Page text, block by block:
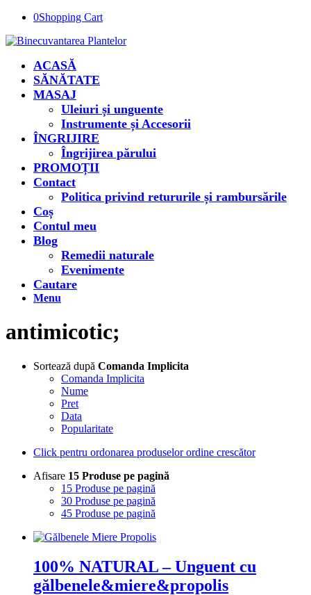
0Shopping Cart
ACASĂ
SĂNĂTATE
MASAJ
Uleiuri și unguente
Instrumente și Accesorii
ÎNGRIJIRE
Îngrijirea părului
PROMOȚII
Contact
Politica privind retururile și rambursările
Coș
Contul meu
Blog
Remedii naturale
Evenimente
Cautare
Menu
antimicotic;
Sortează după Comanda Implicita
Comanda Implicita
Nume
Pret
Data
Popularitate
Click pentru ordonarea produselor ordine crescător
Afisare 15 Produse pe pagină
15 Produse pe pagină
30 Produse pe pagină
45 Produse pe pagină
100% NATURAL – Unguent cu
gălbenele&miere&propolis